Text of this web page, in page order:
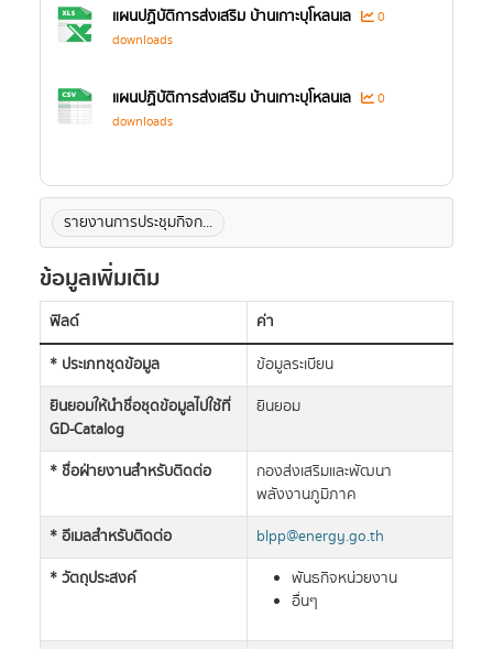
แผนปฏิบัติการส่งเสริม บ้านเกาะบุโหลนเล
0
downloads
แผนปฏิบัติการส่งเสริม บ้านเกาะบุโหลนเล
0
downloads
รายงานการประชุมกิจก...
ข้อมูลเพิ่มเติม
ฟิลด์
ค่า
* ประเภทชุดข้อมูล
ข้อมูลระเบียน
ยินยอมให้นำชื่อชุดข้อมูลไปใช้ที่
GD-Catalog
ยินยอม
* ชื่อฝ่ายงานสำหรับติดต่อ
กองส่งเสริมและพัฒนา
พลังงานภูมิภาค
* อีเมลสำหรับติดต่อ
blpp@energy.go.th
* วัตถุประสงค์
พันธกิจหน่วยงาน
อื่นๆ